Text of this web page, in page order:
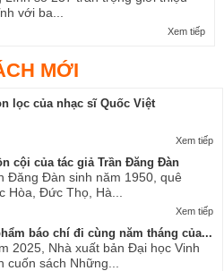
với ba...
Xem tiếp
MỚI
lọc của nhạc sĩ Quốc Việt
Xem tiếp
cội của tác giả Trần Đăng Đàn
Đăng Đàn sinh năm 1950, quê
Hòa, Đức Thọ, Hà...
Xem tiếp
báo chí đi cùng năm tháng của...
2025, Nhà xuất bản Đại học Vinh
cuốn sách Những...